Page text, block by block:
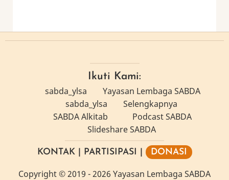
Ikuti Kami:
sabda_ylsa
Yayasan Lembaga SABDA
sabda_ylsa
Selengkapnya
SABDA Alkitab
Podcast SABDA
Slideshare SABDA
KONTAK| PARTISIPASI DONASI
Copyright© 2019 -2026 Yayasan Lembaga SABDA